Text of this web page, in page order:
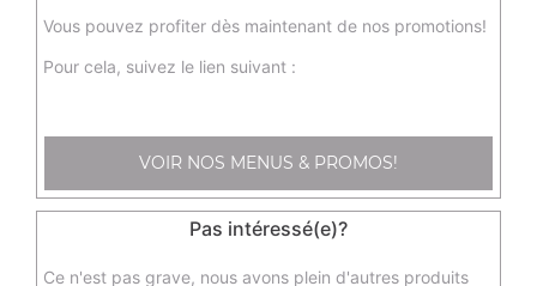
Nos Spécialités Chinoises
sp1 - nouille sauté aux légumes, sp3 - wok boeuf sauté aux
+
Vous pouvez profiter dès maintenant de nos promotions!
Pour cela, suivez le lien suivant :
VOIR NOS MENUS & PROMOS!
Pas intéressé(e)?
Ce n'est pas grave, nous avons plein d'autres produits